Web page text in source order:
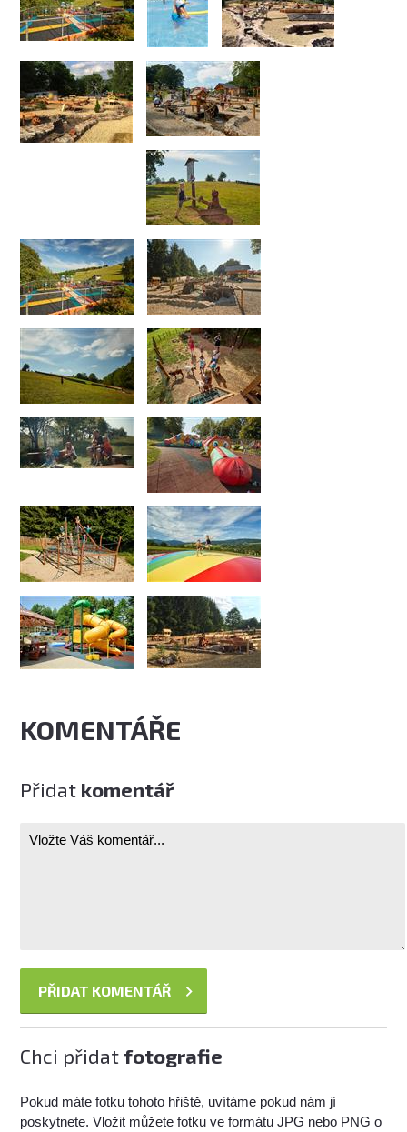
KOMENTÁŘE
Přidat komentář
Chci přidat fotografie
Pokud máte fotku tohoto hřiště, uvítáme pokud nám jí
poskytnete. Vložit můžete fotku ve formátu JPG nebo PNG o